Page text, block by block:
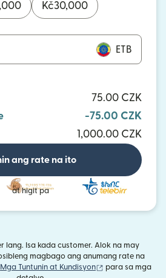
Kč30,000
ETB
75.00 CZK
-75.00 CZK
1,000.00 CZK
ang rate na ito
at higit pa
lang. Isa kada customer. Alok na may
magbago ang anumang rate na
Mga Tuntunin at Kundisyon (bubukas sa
para sa mga